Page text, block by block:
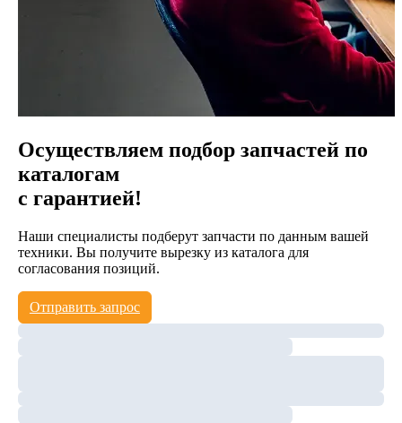
Осуществляем подбор запчастей по
каталогам
с гарантией!
Наши специалисты подберут запчасти по данным вашей
техники. Вы получите вырезку из каталога для
согласования позиций.
Отправить запрос